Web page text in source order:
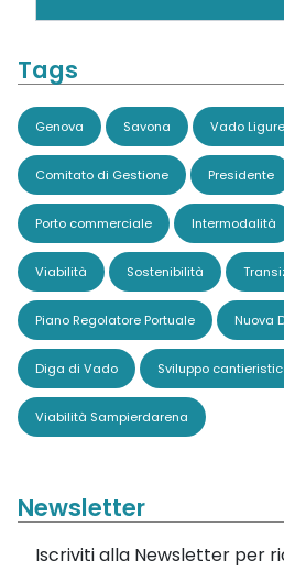
Tags
Genova Savona Vado Ligure
Comitato di Gestione Presidente
Porto commerciale Intermodalità
Viabilità Sostenibilità
Piano Regolatore Portuale Nuova
Diga di Vado Sviluppo
Viabilità Sampierdarena
Newsletter
Iscriviti alla Newsletter per